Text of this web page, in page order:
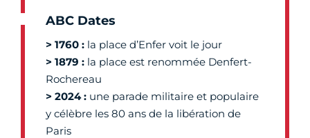
ABC Dates
> 1760 : la place d’Enfer voit le jour
> 1879 : la place est renommée Denfert-
Rochereau
> 2024 : une parade militaire et populaire
y célèbre les 80 ans de la libération de
Paris